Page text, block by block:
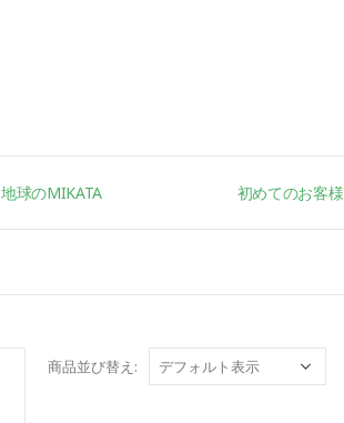
地球のMIKATA 初めてのお客様
商品並び替え: